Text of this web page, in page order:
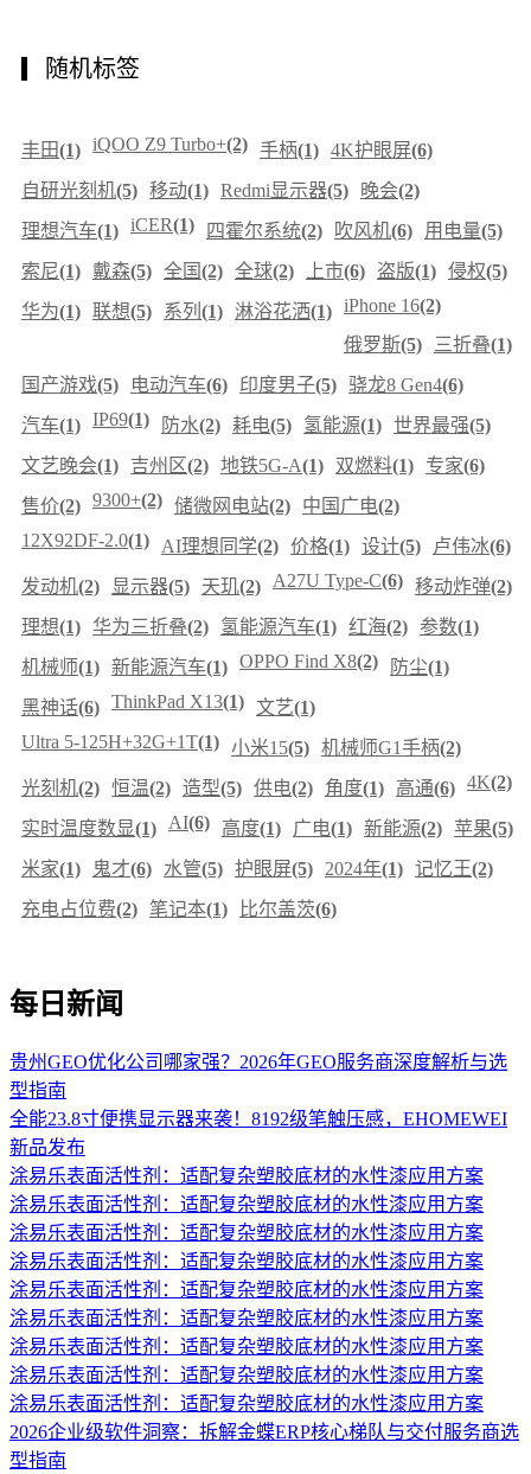
随机标签
丰田(1) iQOO Z9 Turbo+(2) 手柄(1) 4K护眼屏(6)
自研光刻机(5) 移动(1) Redmi显示器(5) 晚会(2)
理想汽车(1) iCER(1) 四霍尔系统(2) 吹风机(6) 用电量(5)
索尼(1) 戴森(5) 全国(2) 全球(2) 上市(6) 盗版(1) 侵权(5)
华为(1) 联想(5) 系列 (1) 淋浴花洒(1) iPhone 16(2)
俄罗斯(5) 三折叠(1)
国产游戏(5) 电动汽车(6) 印度男子(5) 骁龙8 Gen4(6)
汽车(1) IP69(1) 防水(2) 耗电(5) 氢能源(1) 世界最强(5)
文艺晚会(1) 吉州区(2) 地铁5G-A(1) 双燃料(1) 专家(6)
售价(2) 9300+(2) 储微网电站(2) 中国广电(2)
12X92DF-2.0(1) AI理想同学(2) 价格(1) 设计(5) 卢伟冰(6)
发动机(2) 显示器(5) 天玑(2) A27U Type-C(6) 移动炸弹(2)
理想(1) 华为三折叠(2) 氢能源汽车(1) 红海(2) 参数(1)
机械师(1) 新能源汽车(1) OPPO Find X8(2) 防尘(1)
黑神话(6) ThinkPad X13(1) 文艺(1)
Ultra 5-125H+32G+1T(1) 小米15(5) 机械师G1手柄(2)
光刻机(2) 恒温(2) 造型(5) 供电(2) 角度(1) 高通(6) 4K(2)
实时温度数显(1) AI(6) 高度(1) 广电(1) 新能源(2) 苹果(5)
米家(1) 鬼才(6) 水管(5) 护眼屏(5) 2024年(1) 记忆王(2)
充电占位费(2) 笔记本(1) 比尔盖茨(6)
每日新闻
贵州GEO优化公司哪家强？2026年GEO服务商深度解析与选
型指南
全能23.8寸便携显示器来袭！8192级笔触压感，EHOMEWEI
新品发布
涂易乐表面活性剂：适配复杂塑胶底材的水性漆应用方案
涂易乐表面活性剂：适配复杂塑胶底材的水性漆应用方案
涂易乐表面活性剂：适配复杂塑胶底材的水性漆应用方案
涂易乐表面活性剂：适配复杂塑胶底材的水性漆应用方案
涂易乐表面活性剂：适配复杂塑胶底材的水性漆应用方案
涂易乐表面活性剂：适配复杂塑胶底材的水性漆应用方案
涂易乐表面活性剂：适配复杂塑胶底材的水性漆应用方案
涂易乐表面活性剂：适配复杂塑胶底材的水性漆应用方案
涂易乐表面活性剂：适配复杂塑胶底材的水性漆应用方案
2026企业级软件洞察：拆解金蝶ERP核心梯队与交付服务商选
型指南